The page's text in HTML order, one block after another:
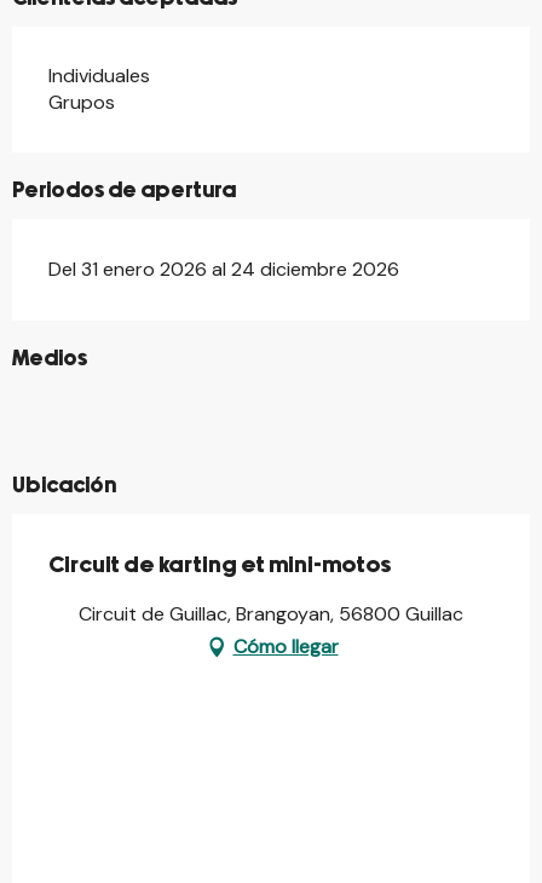
Individuales
Grupos
Periodos de apertura
Del 31 enero 2026 al 24 diciembre 2026
Medios
©
©
Ubicación
Circuit de karting et mini-motos
Circuit de Guillac, Brangoyan, 56800 Guillac
Cómo llegar